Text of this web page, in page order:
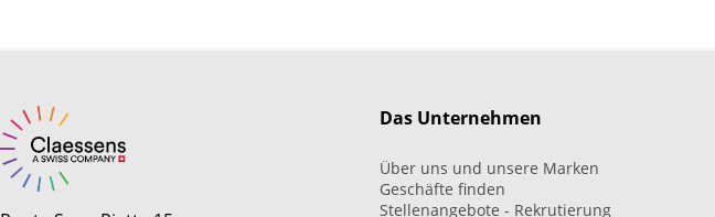
Das Unternehmen
Über uns und unsere Marken
Geschäfte finden
Stellenangebote - Rekrutierung